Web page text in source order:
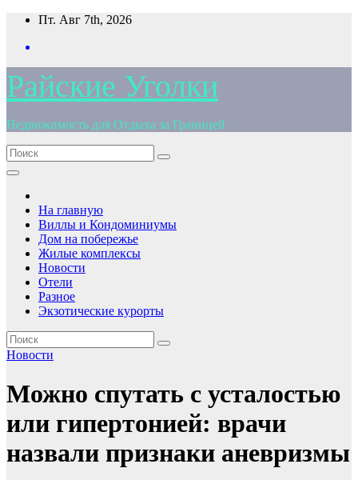
Перейти
содержимому
Пт. Авг 7th, 2026
Райские Уголки
Недвижимость для Отдыха за Границей
На главную
Виллы и Кондоминиумы
Дом на побережье
Жилые комплексы
Новости
Отели
Разное
Экзотические курорты
Новости
Можно спутать с усталостью
или гипертонией: врачи
назвали признаки аневризмы